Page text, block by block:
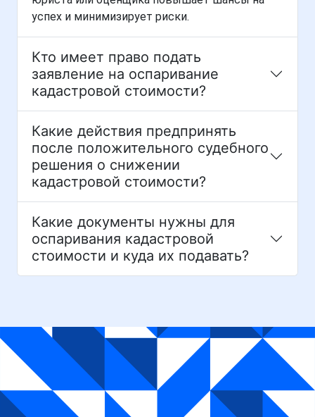
успех и минимизирует риски.
Кто имеет право подать
заявление на оспаривание
кадастровой стоимости?
Какие действия предпринять
после положительного судебного
решения о снижении
кадастровой стоимости?
Какие документы нужны для
оспаривания кадастровой
стоимости и куда их подавать?